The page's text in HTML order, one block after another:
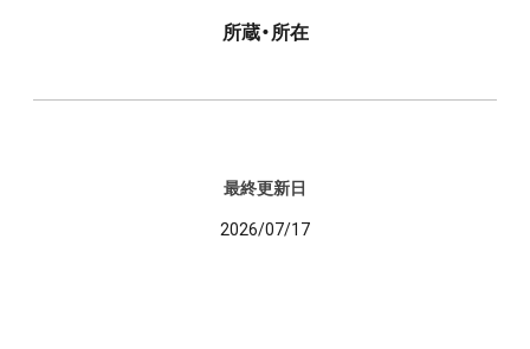
所蔵・所在
最終更新日
2026/07/17